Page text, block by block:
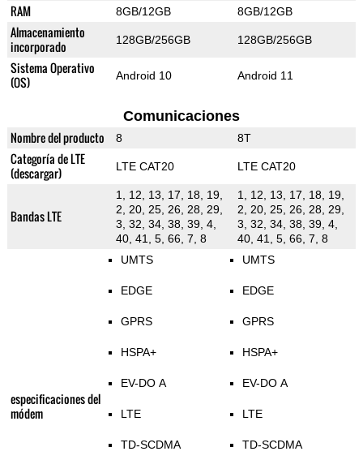
RAM 8GB/12GB 8GB/12GB
Almacenamiento
incorporado
128GB/256GB 128GB/256GB
Sistema Operativo
(OS)
Android 10 Android 11
Comunicaciones
Nombre del producto 8 8T
Categoría de LTE
(descargar)
LTE CAT20 LTE CAT20
Bandas LTE
1, 12, 13, 17, 18, 19,
2, 20, 25, 26, 28, 29,
3, 32, 34, 38, 39, 4,
40, 41, 5, 66, 7, 8
1, 12, 13, 17, 18, 19,
2, 20, 25, 26, 28, 29,
3, 32, 34, 38, 39, 4,
40, 41, 5, 66, 7, 8
especificaciones del
módem
UMTS
EDGE
GPRS
HSPA+
EV-DO A
LTE
TD-SCDMA
UMTS
EDGE
GPRS
HSPA+
EV-DO A
LTE
TD-SCDMA